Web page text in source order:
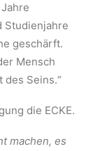
Studienjahre
geschärft.
Mensch
des Seins.“
die ECKE.
machen, es